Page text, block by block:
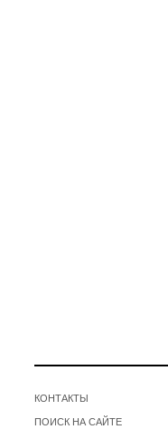
КОНТАКТЫ
ПОИСК НА САЙТЕ